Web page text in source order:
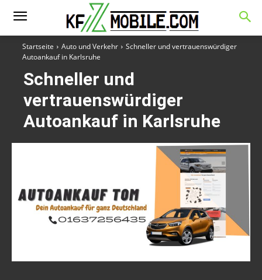
Startseite Auto und Verkehr
Schneller und vertrauenswürdiger
Autoankauf in Karlsruhe
Schneller und
vertrauenswürdiger
Autoankauf in Karlsruhe